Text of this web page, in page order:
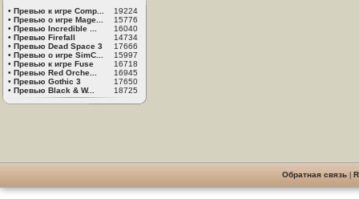
• Превью к игре Comp...
19224
• Превью о игре Mage...
15776
• Превью Incredible ...
16040
• Превью Firefall
14734
• Превью Dead Space 3
17666
• Превью о игре SimC...
15997
• Превью к игре Fuse
16718
• Превью Red Orche...
16945
• Превью Gothic 3
17650
• Превью Black & W... 18725
Обратная связь